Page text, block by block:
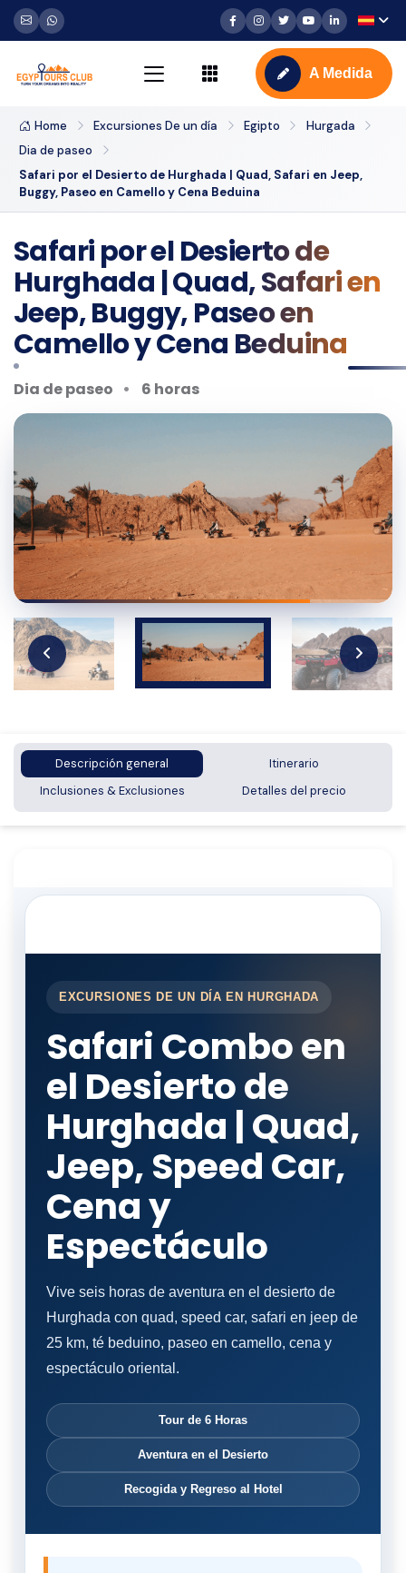
A Medida
Home Excursiones De un día Egipto
Hurgada
Dia de paseo
Safari por el Desierto de Hurghada | Quad, Safari en Jeep,
Buggy, Paseo en Camello y Cena Beduina
Safari por el Desierto de
Hurghada | Quad, Safari en
Jeep, Buggy, Paseo en
Camello y Cena Beduina
Dia de paseo 6 horas
Descripción general
Itinerario
Inclusiones & Exclusiones
Detalles del precio
EXCURSIONES DE UN DÍA EN HURGHADA
Safari Combo en
el Desierto de
Hurghada | Quad,
Jeep, Speed Car,
Cena y
Espectáculo
Vive seis horas de aventura en el desierto de
Hurghada con quad, speed car, safari en jeep de
25 km, té beduino, paseo en camello, cena y
espectáculo oriental.
Tour de 6 Horas
Aventura en el Desierto
Recogida y Regreso al Hotel